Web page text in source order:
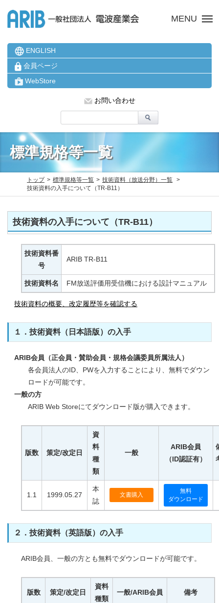
MENU
ENGLISH
会員ページ
WebStore
お問い合わせ
標準規格等一覧
トップ 標準規格等一覧
技術資料（放送分野）一覧
技術資料の入手について（TR-B11）
技術資料の入手について（TR-B11）
技術資料番
号
ARIB TR-B11
技術資料名 FM放送評価用受信機における設計マニュアル
技術資料の概要、改定履歴等を確認する
１．技術資料（日本語版）の入手
ARIB会員（正会員・賛助会員・規格会議委員所属法人）
各会員法人のID、PWを入力することにより、無料でダウン
ロードが可能です。
一般の方
ARIB Web Storeにてダウンロード版が購入できます。
版数 策定/改定日
資
料
種
類
一般
ARIB会員
（ID認証有）
1.1 1999.05.27
本
誌
文書購入
無料
ダウンロード
２．技術資料（英語版）の入手
ARIB会員、一般の方とも無料でダウンロードが可能です。
版数 策定/改定日
資料
種類
一般/ARIB会員 備考